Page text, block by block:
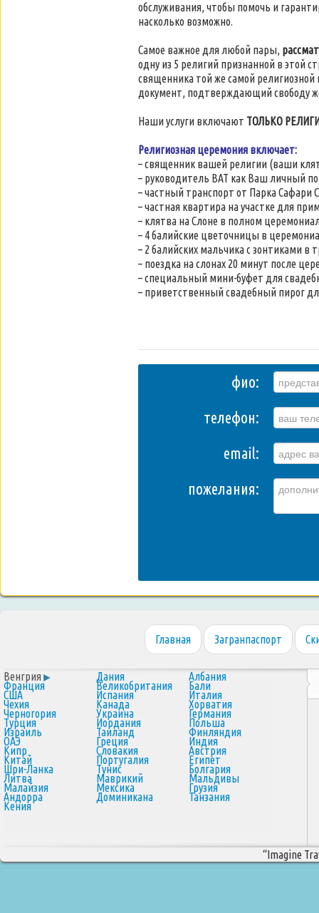
обслуживания, чтобы помочь и
насколько возможно.
Самое важное для любой пары,
одну из 5 религий признанной в этой
священника той же самой
документ, подтверждающий свободу
Наши услуги включают ТОЛЬКО
Религиозная церемония включает:
– священник вашей религии (ваши
– руководитель BAT как Ваш личный
– частный транспорт от Парка Сафари
– частная квартира на участке для
– клятва на Слоне в полном
– 4 балийские цветочницы в
– 2 балийских мальчика с зонтиками
– поездка на слонах 20 минут после
– специальный мини-буфет для
– приветственный свадебный пирог
фио:
телефон:
email:
пожелания:
Главная Загранпаспорт
Венгрия Дания Албания
Франция Великобритания Бали
США Испания Италия
Чехия Канада Хорватия
Черногория Украина Германия
Турция Иордания Польша
Израиль Таиланд Финляндия
ОАЭ Греция Индия
Кипр Словакия Австрия
Китай Португалия Египет
Шри-Ланка Тунис Болгария
Литва Маврикий Мальдивы
Малайзия Мексика Грузия
Андорра Доминикана Танзания
Кения
“Imagine